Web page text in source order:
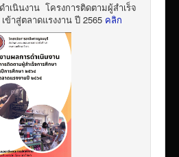
ำเนินงาน โครงการติดตามผู้สำเร็จ
ข้าสู่ตลาดแรงงาน ปี 2565 คลิก